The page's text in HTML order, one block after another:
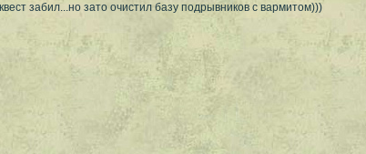
забил...но зато очистил базу подрывников с вармитом)))